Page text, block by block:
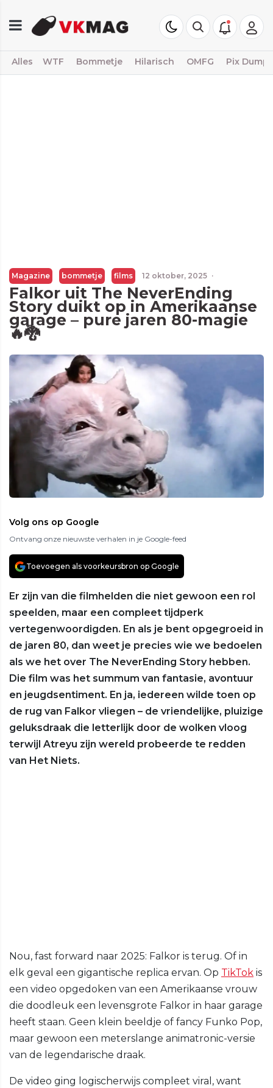
Alles WTF Bommetje Hilarisch OMFG Pix Dump
Magazine bommetje films 12 oktober, 2025 ·
Falkor uit The NeverEnding
Story duikt op in Amerikaanse
garage – pure jaren 80-magie
🔥🐉
Volg ons op Google
Ontvang onze nieuwste verhalen in je Google-feed
Toevoegen als voorkeursbron op Google
Er zijn van die filmhelden die niet gewoon een rol
speelden, maar een compleet tijdperk
vertegenwoordigden. En als je bent opgegroeid in
de jaren 80, dan weet je precies wie we bedoelen
als we het over The NeverEnding Story hebben.
Die film was het summum van fantasie, avontuur
en jeugdsentiment. En ja, iedereen wilde toen op
de rug van Falkor vliegen – de vriendelijke, pluizige
geluksdraak die letterlijk door de wolken vloog
terwijl Atreyu zijn wereld probeerde te redden
van Het Niets.
Nou, fast forward naar 2025: Falkor is terug. Of in
elk geval een gigantische replica ervan. Op TikTok is
een video opgedoken van een Amerikaanse vrouw
die doodleuk een levensgrote Falkor in haar garage
heeft staan. Geen klein beeldje of fancy Funko Pop,
maar gewoon een meterslange animatronic-versie
van de legendarische draak.
De video ging logischerwijs compleet viral, want